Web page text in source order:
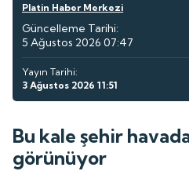
Platin Haber Merkezi
Güncelleme Tarihi:
5 Ağustos 2026 07:47
Yayın Tarihi:
3 Ağustos 2026 11:51
Bu kale şehir
görünüyor